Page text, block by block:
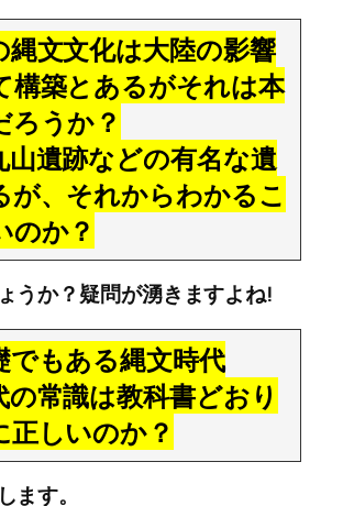
縄文文化は大陸の影響
構築とあるがそれは本
ろうか？
山遺跡などの有名な遺
が、それからわかるこ
のか？
うか？疑問が湧きますよね!
でもある縄文時代
の常識は教科書どおり
正しいのか？
ます。